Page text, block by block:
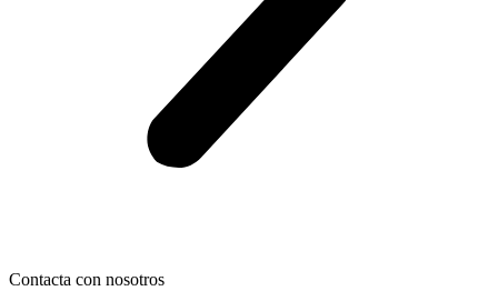
Contacta con nosotros